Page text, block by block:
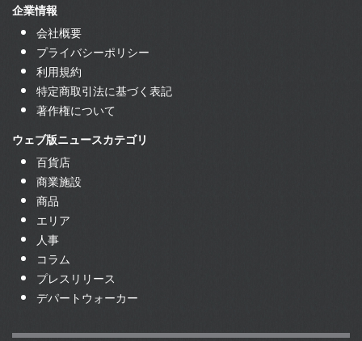
企業情報
会社概要
プライバシーポリシー
利用規約
特定商取引法に基づく表記
著作権について
ウェブ版ニュースカテゴリ
百貨店
商業施設
商品
エリア
人事
コラム
プレスリリース
デパートウォーカー